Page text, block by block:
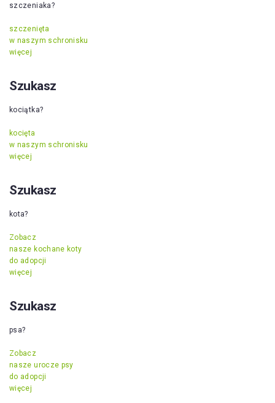
szczeniaka?
szczenięta
w naszym schronisku
więcej
Szukasz
kociątka?
kocięta
w naszym schronisku
więcej
Szukasz
kota?
Zobacz
nasze kochane koty
do adopcji
więcej
Szukasz
psa?
Zobacz
nasze urocze psy
do adopcji
więcej